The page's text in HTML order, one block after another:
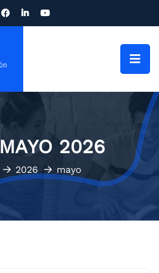
MAYO 2026
2026 mayo